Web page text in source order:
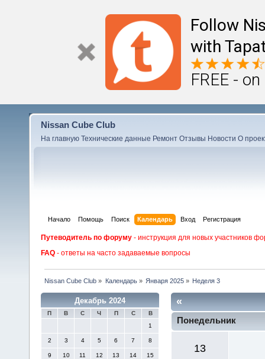
Follow
with
FREE -
Nissan Cube Club
На главную Технические данные Ремонт Отзывы Новости О
Начало Помощь Поиск Календарь Вход Регистрация
Путеводитель по форуму - инструкция для новых участников
FAQ - ответы на часто задаваемые вопросы
Nissan Cube Club » Календарь» Января 2025» Неделя 3
Декабрь 2024
П В С Ч П С
В
1
2 3 4 5 6 7 8
9 10 11 12 13 14 15
«
Понедельник
13